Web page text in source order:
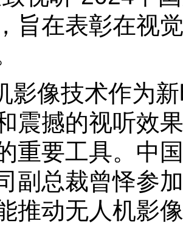
旨在表彰在视
影像技术作为
震撼的视听效
重要工具。中
副总裁曾怿参
推动无人机影